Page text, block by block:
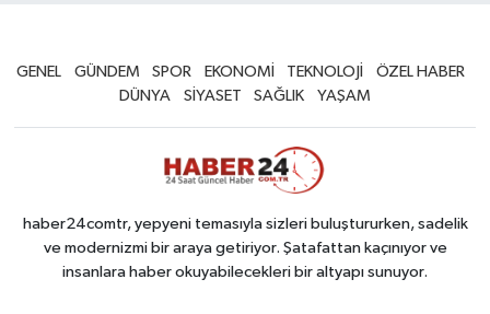
GENEL GÜNDEM SPOR EKONOMİ TEKNOLOJİ
ÖZEL HABER
DÜNYA
SİYASET SAĞLIK YAŞAM
haber24comtr, yepyeni temasıyla sizleri buluştururken, sadelik
ve modernizmi bir araya getiriyor. Şatafattan kaçınıyor ve
insanlara haber okuyabilecekleri bir altyapı sunuyor.